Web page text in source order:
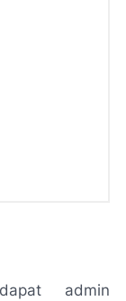
admin